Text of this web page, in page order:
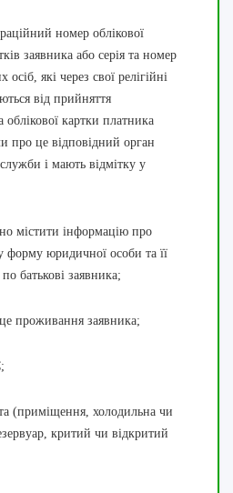
номер облікової
заявника або серія та номер
які через свої релігійні
від прийняття
облікової картки платника
про це відповідний орган
і мають відмітку у
містити інформацію про
форму юридичної особи та її
батькові заявника;
проживання заявника;
(приміщення, холодильна чи
критий чи відкритий